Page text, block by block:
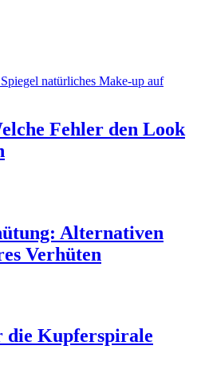
Fehler den Look
Alternativen
Verhüten
die Kupferspirale